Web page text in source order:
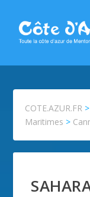
COTE.AZUR.FR >
Maritimes >